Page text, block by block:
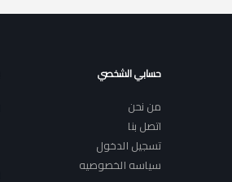
حسابي الشخصي
من نحن
اتصل بنا
تسجيل الدخول
سياسه الخصوصيه